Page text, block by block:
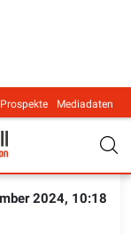
Prospekte Mediadaten
2024, 10:18